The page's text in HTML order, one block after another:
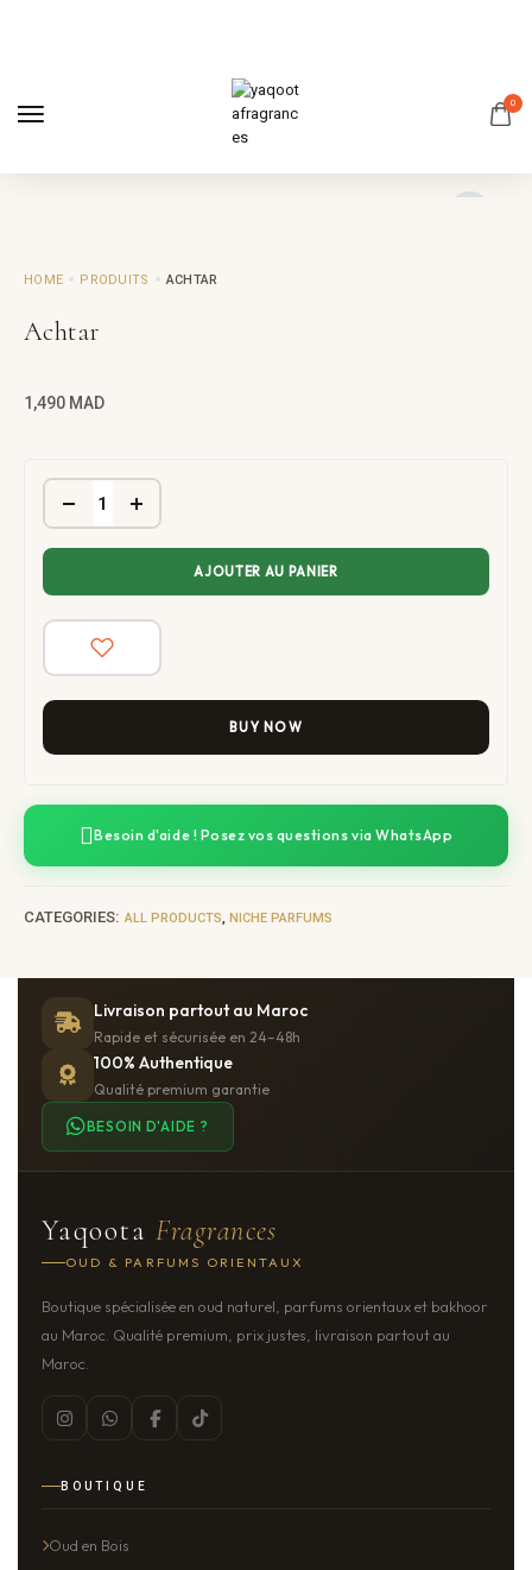
0
HOME PRODUITS ACHTAR
Achtar
1,490 MAD
AJOUTER AU PANIER
BUY NOW
Besoin d'aide ! Posez vos questions via WhatsApp
CATEGORIES: ALL PRODUCTS, NICHE PARFUMS
Livraison partout au Maroc
Rapide et sécurisée en 24–48h
100% Authentique
Qualité premium garantie
BESOIN D'AIDE ?
Yaqoota Fragrances
OUD & PARFUMS ORIENTAUX
Boutique spécialisée en oud naturel, parfums orientaux et bakhoor
au Maroc. Qualité premium, prix justes, livraison partout au
Maroc.
BOUTIQUE
Oud en Bois